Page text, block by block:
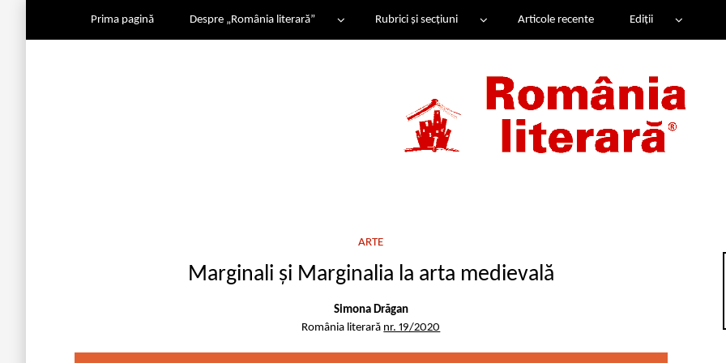
Prima pagină Despre „România literară” Rubrici și secțiuni Articole recente Ediții
ARTE
Marginali și Marginalia la arta medievală
Simona Drăgan
România literară nr. 19/2020